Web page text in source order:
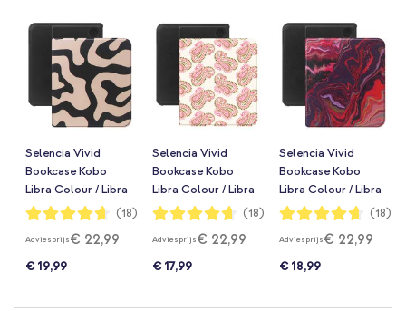
Selencia Vivid
Bookcase Kobo
Libra Colour / Libra
2 - Art Wave Black
Waardering:
93%
(18)
Adviesprijs€ 22,99
€ 19,99
Selencia Vivid
Bookcase Kobo
Libra Colour / Libra
2 - Paisley Blush
Waardering:
93%
(18)
Adviesprijs€ 22,99
€ 17,99
Selencia Vivid
Bookcase Kobo
Libra Colour / Libra
2 - Marble Purple
Waardering:
93%
(18)
Adviesprijs€ 22,99
€ 18,99